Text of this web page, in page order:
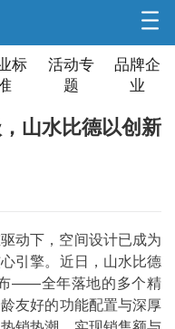
标
活动专
题
品牌企
业
山水比德以创新
动下，空间设计已成为
引擎。近日，山水比德
——全年落地的多个精
友好的功能配置与深厚